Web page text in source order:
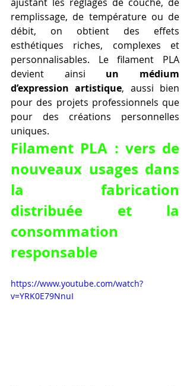
remplissage, de température ou de
débit, on obtient des effets
esthétiques riches, complexes et
personnalisables. Le filament PLA
devient ainsi un médium
d’expression artistique, aussi bien
pour des projets professionnels que
pour des créations personnelles
uniques.
Filament PLA : vers de
nouveaux usages dans
la fabrication
distribuée et la
consommation
responsable
https://www.youtube.com/watch?
v=YRK0E79NnuI